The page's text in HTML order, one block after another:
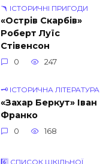
🪃 ІСТОРИЧНІ ПРИГОДИ
«Острів Скарбів»
Роберт Луїс
Стівенсон
0 247
🗝 ІСТОРИЧНА ЛІТЕРАТУРА
«Захар Беркут» Іван
Франко
0 168
6️⃣ СПИСОК ШКІЛЬНОЇ